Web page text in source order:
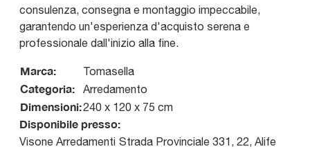
consulenza, consegna e montaggio impeccabile,
garantendo un'esperienza d'acquisto serena e
professionale dall'inizio alla fine.
Marca: Tomasella
Categoria: Arredamento
Dimensioni:240 x 120 x 75 cm
Disponibile presso:
Visone Arredamenti Strada Provinciale 331, 22, Alife